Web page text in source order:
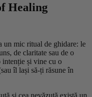
Healing
un mic ritual de ghidare: le
de claritate sau de o
intenție și vine cu o
îl lași să-ți răsune în